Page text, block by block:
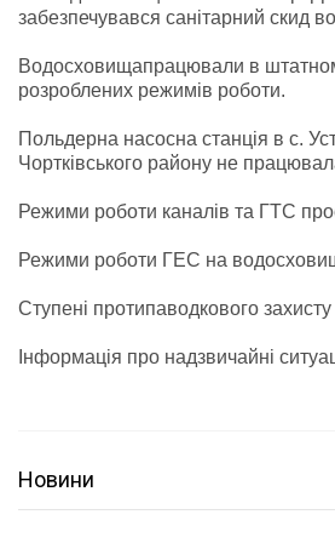
забезпечувався санітарний скид
Водосховищапрацювали в
розроблених режимів роботи.
Польдерна насосна станція в с.
Чортківського району не
Режими роботи каналів та ГТС
Режими роботи ГЕС на
Ступені протипаводкового
Інформація про надзвичайні
Новини